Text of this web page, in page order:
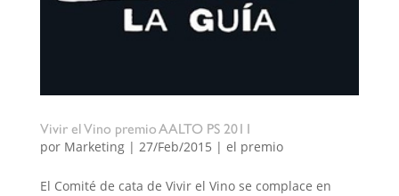
Vivir el Vino premio AALTO PS 2011
por Marketing| 27/Feb/2015 | el premio
El Comité de cata de Vivir el Vino se complace en